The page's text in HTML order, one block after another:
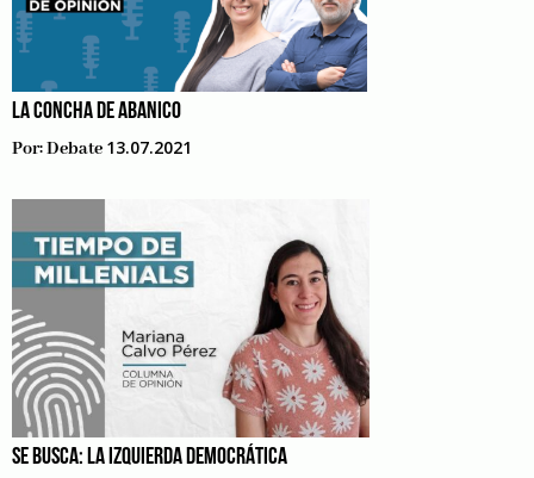
LA CONCHA DE ABANICO
Por:Debate 13.07.2021
SE BUSCA: LA IZQUIERDA DEMOCRÁTICA